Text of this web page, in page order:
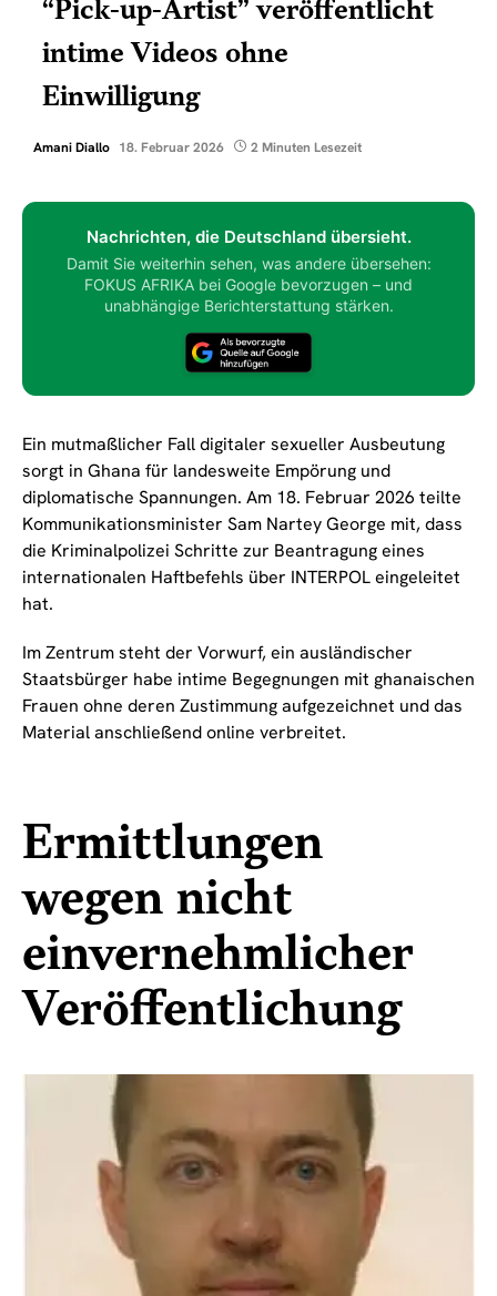
“Pick-up-Artist” veröffentlicht
intime Videos ohne
Einwilligung
Amani Diallo 18. Februar 2026 2 Minuten Lesezeit
Nachrichten, die Deutschland übersieht.
Damit Sie weiterhin sehen, was andere übersehen:
FOKUS AFRIKA bei Google bevorzugen – und
unabhängige Berichterstattung stärken.
Ein mutmaßlicher Fall digitaler sexueller Ausbeutung
sorgt in Ghana für landesweite Empörung und
diplomatische Spannungen. Am 18. Februar 2026 teilte
Kommunikationsminister Sam Nartey George mit, dass
die Kriminalpolizei Schritte zur Beantragung eines
internationalen Haftbefehls über INTERPOL eingeleitet
hat.
Im Zentrum steht der Vorwurf, ein ausländischer
Staatsbürger habe intime Begegnungen mit ghanaischen
Frauen ohne deren Zustimmung aufgezeichnet und das
Material anschließend online verbreitet.
Ermittlungen
wegen nicht
einvernehmlicher
Veröffentlichung